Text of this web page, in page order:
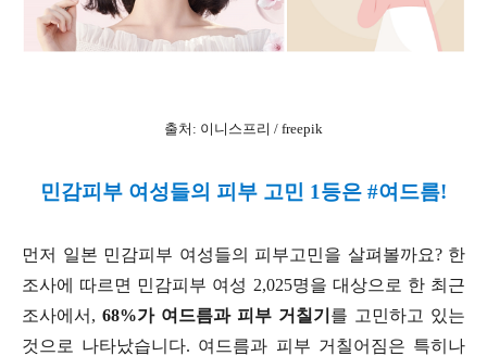
출처: 이니스프리 / freepik
민감피부 여성들의 피부 고민 1등은 #여드름!
먼저 일본 민감피부 여성들의 피부고민을 살펴볼까요? 한
조사에 따르면 민감피부 여성 2,025명을 대상으로 한 최근
조사에서, 68%가 여드름과 피부 거칠기 를 고민하고 있는
것으로 나타났습니다. 여드름과 피부 거칠어짐은 특히나